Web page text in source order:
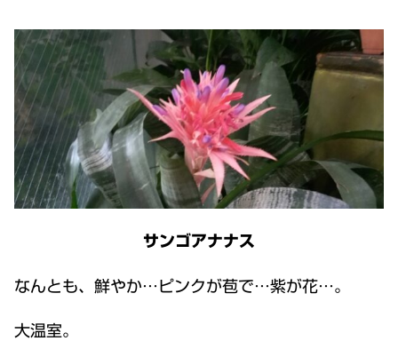
サンゴアナナス
なんとも、鮮やか…ピンクが苞で…紫が花…。
大温室。